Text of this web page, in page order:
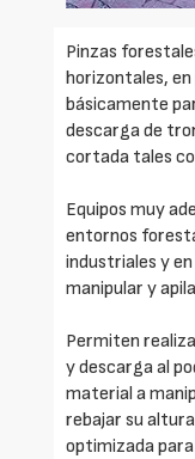
Pinzas
horizontales,
básicamente
descarga de
cortada tales
Equipos muy
entornos
industriales y
manipular y
Permiten
y descarga al
material a
rebajar su
optimizada